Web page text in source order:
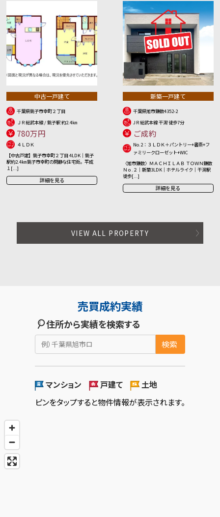
中古一戸建て
千葉県銚子市幸町２丁目
ＪＲ総武本線 / 銚子駅 約2.4㎞
780万円
４ＬＤＫ
【中古戸建】銚子市幸町２丁目 4LDK｜銚子
駅約2.4㎞ 銚子市幸町の閑静な住宅街。平成
１[...]
詳細を見る
新築一戸建て
千葉県旭市鎌数4352-2
JＲ総武本線 干潟 徒歩7分
ご成約
No.2：３ＬＤＫ＋パントリー+書斎+フ
ァミリークローゼット+WIC
〈旭市鎌数〉ＭＡＣＨＩＬＡＢ ＴＯＷＮ鎌数
Ｎｏ.２｜新築3LDK｜ホテルライク｜干潟駅
徒歩[...]
詳細を見る
VIEW ALL PROPERTY